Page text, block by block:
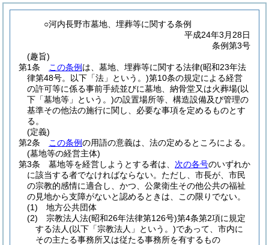
○河内長野市墓地、埋葬等に関する条例
平成24年3月28日
条例第3号
(趣旨)
第1条
この条例 は、墓地、埋葬等に関する法律(昭和23年法
律第48号。以下「法」という。)第10条の規定による経営
の許可等に係る事前手続並びに墓地、納骨堂又は火葬場(以
下「墓地等」という。)の設置場所等、構造設備及び管理の
基準その他法の施行に関し、必要な事項を定めるものとす
る。
(定義)
第2条
この条例の用語の意義は、法の定めるところによる。
(墓地等の経営主体)
第3条
墓地等を経営しようとする者は、 次の各号のいずれか
に該当する者でなければならない。 ただし、市長が、市民
の宗教的感情に適合し、かつ、公衆衛生その他公共の福祉
の見地から支障がないと認めるときは、この限りでない。
(1)
地方公共団体
(2)
宗教法人法(昭和26年法律第126号)第4条第2項に規定
する法人(以下「宗教法人」という。)であって、市内に
その主たる事務所又は従たる事務所を有するもの